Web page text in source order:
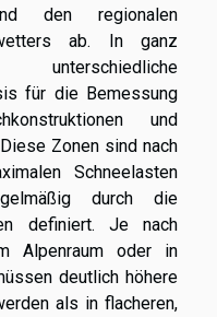
den regionalen
ab. In ganz
unterschiedliche
für die Bemessung
und
Zonen sind nach
Schneelasten
durch die
definiert. Je nach
Alpenraum oder in
deutlich höhere
als in flacheren,